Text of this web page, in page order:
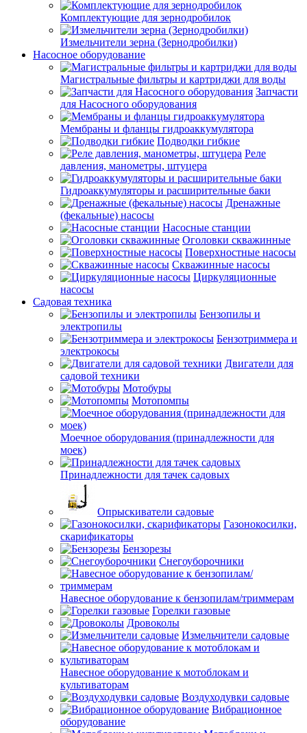
Комплектующие для зернодробилок
Измельчители зерна (Зернодробилки)
Насосное оборудование
Магистральные фильтры и картриджи для воды
Запчасти
для Насосного оборудования
Мембраны и фланцы гидроаккумулятора
Подводки гибкие
Реле
давления, манометры, штуцера
Гидроаккумуляторы и расширительные баки
Дренажные
(фекальные) насосы
Насосные станции
Оголовки скважинные
Поверхностные насосы
Скважинные насосы
Циркуляционные
насосы
Садовая техника
Бензопилы и
электропилы
Бензотриммера и
электрокосы
Двигатели для
садовой техники
Мотобуры
Мотопомпы
Моечное оборудования (принадлежности для
моек)
Принадлежности для тачек садовых
Опрыскиватели садовые
Газонокосилки,
скарификаторы
Бензорезы
Снегоуборочники
Навесное оборудование к бензопилам/триммерам
Горелки газовые
Дровоколы
Измельчители садовые
Навесное оборудование к мотоблокам и
культиваторам
Воздуходувки садовые
Вибрационное
оборудование